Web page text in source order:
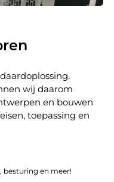
wij daarom
en bouwen
toepassing en
besturing en meer!